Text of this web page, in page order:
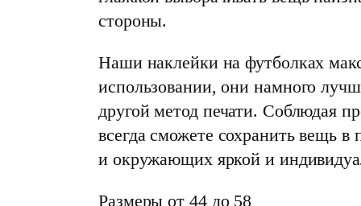
стороны.
Наши наклейки на футболках
использовании, они намного
другой метод печати. Соблюдая
всегда сможете сохранить вещь в
и окружающих яркой и
Размеры от 44 до 58